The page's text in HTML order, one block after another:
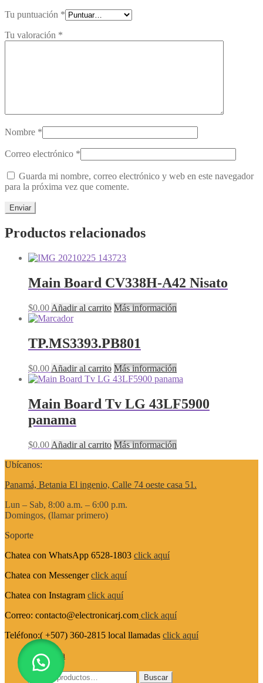
Tu puntuación *
Tu valoración *
Nombre *
Correo electrónico *
Guarda mi nombre, correo electrónico y web en este navegador
para la próxima vez que comente.
Productos relacionados
Main Board CV338H-A42 Nisato
$0.00 Añadir al carrito Más información
TP.MS3393.PB801
$0.00 Añadir al carrito Más información
Main Board Tv LG 43LF5900
panama
$0.00 Añadir al carrito Más información
Ubícanos:
Panamá, Betania El ingenio, Calle 74 oeste casa 51.
Lun – Sab, 8:00 a.m. – 6:00 p.m.
Domingos, (llamar primero)
Soporte
Chatea con WhatsApp 6528-1803 click aquí
Chatea con Messengerclick aquí
Chatea con Instagram click aquí
Correo: contacto@electronicarj.com click aquí
Teléfono:( +507) 360-2815 local llamadas click aquí
Mi cuenta
Buscar
Buscar